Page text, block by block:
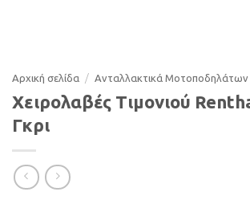
Αρχική σελίδα / Ανταλλακτικά Μοτοποδηλάτων
Χειρολαβές Τιμονιού
Γκρι